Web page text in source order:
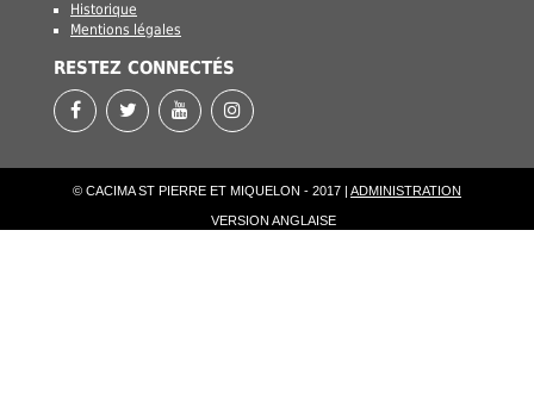
Historique
Mentions légales
RESTEZ CONNECTÉS
© CACIMA ST PIERRE ET MIQUELON - 2017 | ADMINISTRATION